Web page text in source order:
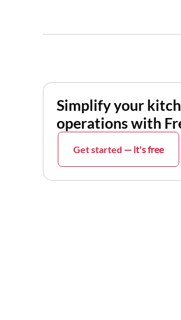
Simplify your
operations with
Get started — it's free